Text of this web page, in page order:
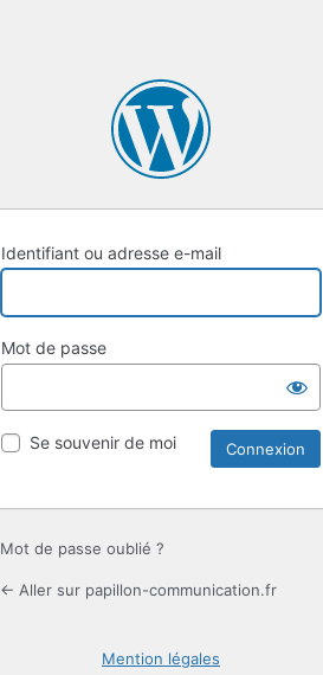
Identifiant ou adresse e-mail
Mot de passe
Se souvenir de moi
Mot de passe oublié ?
← Aller sur papillon-communication.fr
Mention légales